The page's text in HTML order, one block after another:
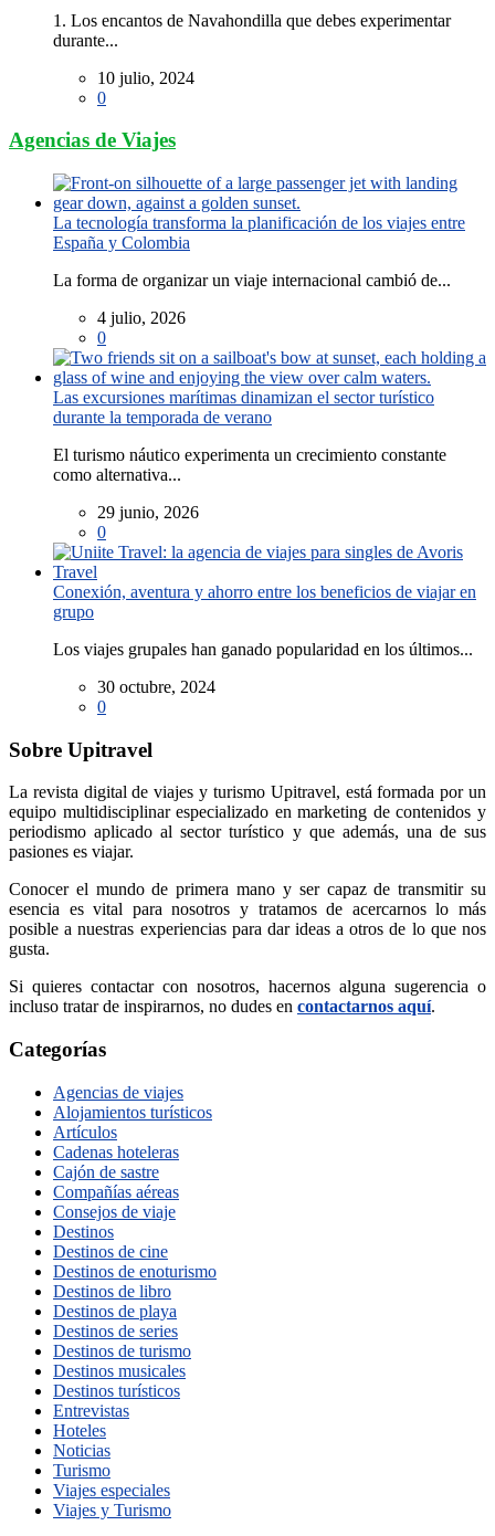
1. Los encantos de Navahondilla que debes experimentar
durante...
10 julio, 2024
0
Agencias de Viajes
La tecnología transforma la planificación de los viajes entre
España y Colombia
La forma de organizar un viaje internacional cambió de...
4 julio, 2026
0
Las excursiones marítimas dinamizan el sector turístico
durante la temporada de verano
El turismo náutico experimenta un crecimiento constante
como alternativa...
29 junio, 2026
0
Conexión, aventura y ahorro entre los beneficios de viajar en
grupo
Los viajes grupales han ganado popularidad en los últimos...
30 octubre, 2024
0
Sobre Upitravel
La revista digital de viajes y turismo Upitravel, está formada por un
equipo multidisciplinar especializado en marketing de contenidos y
periodismo aplicado al sector turístico y que además, una de sus
pasiones es viajar.
Conocer el mundo de primera mano y ser capaz de transmitir su
esencia es vital para nosotros y tratamos de acercarnos lo más
posible a nuestras experiencias para dar ideas a otros de lo que nos
gusta.
Si quieres contactar con nosotros, hacernos alguna sugerencia o
incluso tratar de inspirarnos, no dudes en contactarnos aquí.
Categorías
Agencias de viajes
Alojamientos turísticos
Artículos
Cadenas hoteleras
Cajón de sastre
Compañías aéreas
Consejos de viaje
Destinos
Destinos de cine
Destinos de enoturismo
Destinos de libro
Destinos de playa
Destinos de series
Destinos de turismo
Destinos musicales
Destinos turísticos
Entrevistas
Hoteles
Noticias
Turismo
Viajes especiales
Viajes y Turismo